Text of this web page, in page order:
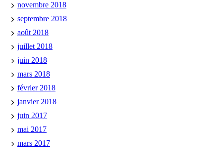
novembre 2018
septembre 2018
août 2018
juillet 2018
juin 2018
mars 2018
février 2018
janvier 2018
juin 2017
mai 2017
mars 2017